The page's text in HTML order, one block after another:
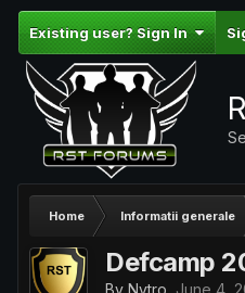
Existing user? Sign In
Home Informatii generale
Defcamp
By Nytro June 4,